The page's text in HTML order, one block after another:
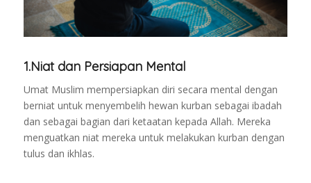
1.Niat dan Persiapan Mental
Umat Muslim mempersiapkan diri secara mental dengan
berniat untuk menyembelih hewan kurban sebagai ibadah
dan sebagai bagian dari ketaatan kepada Allah. Mereka
menguatkan niat mereka untuk melakukan kurban dengan
tulus dan ikhlas.